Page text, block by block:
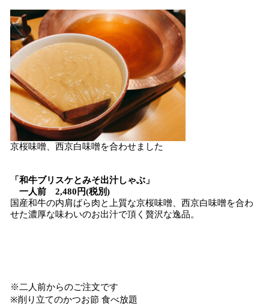
京桜味噌、西京白味噌を合わせました
「和牛ブリスケとみそ出汁しゃぶ」
一人前 2,480円(税別)
国産和牛の内肩ばら肉と上質な京桜味噌、西京白味噌を合わ
せた濃厚な味わいのお出汁で頂く贅沢な逸品。
※二人前からのご注文です
※削り⽴てのかつお節 ⾷べ放題